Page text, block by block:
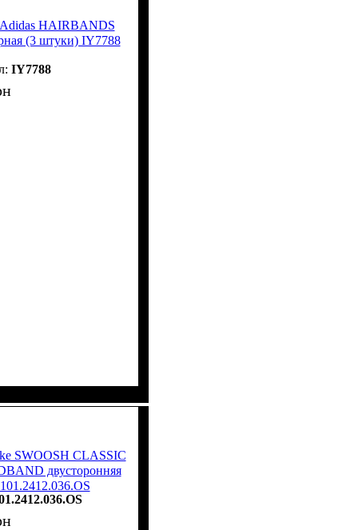
HAIRBANDS
(3 штуки) IY7788
IY7788
SWOOSH CLASSIC
двусторонняя